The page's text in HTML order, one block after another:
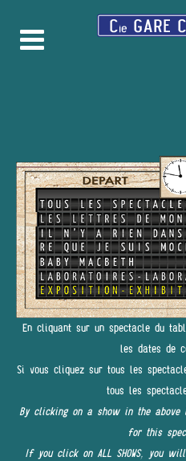
En cliquant sur un spectacle du
les dates de
Si vous cliquez sur tous les
tous les
By clicking on a show in the
for this
If you click on ALL SHOWS, you